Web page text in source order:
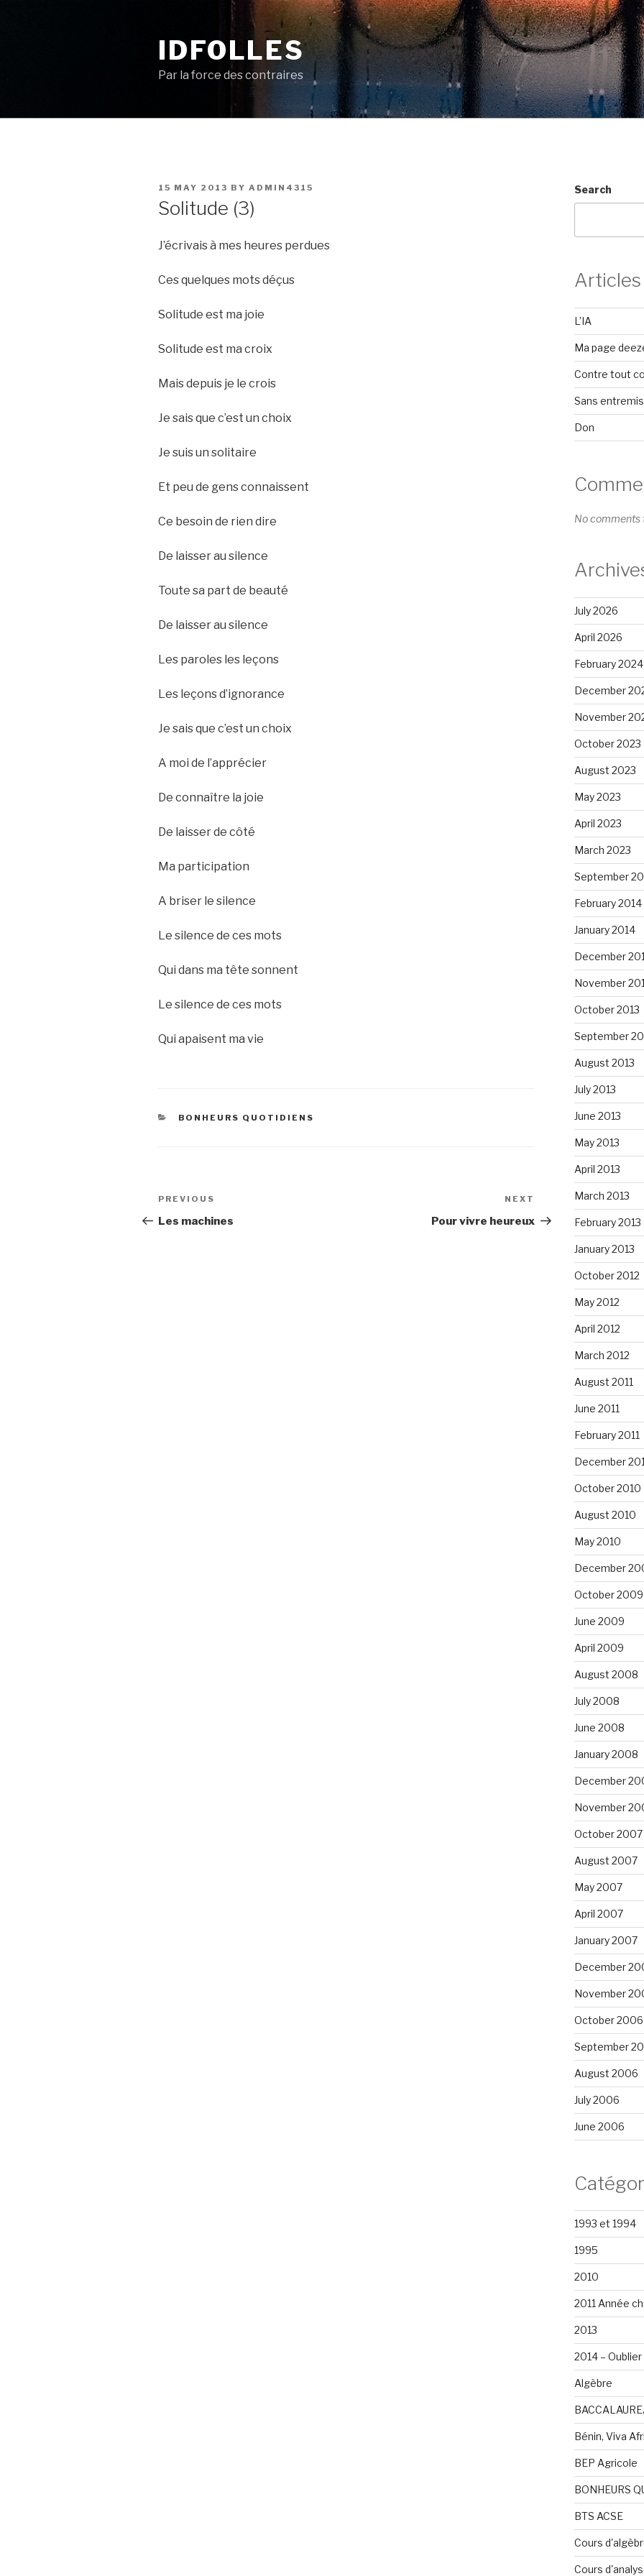
IDFOLLES
Par la force des contraires
POSTED
15 MAY 2013 BY ADMIN4315
Solitude (3)
J’écrivais à mes heures perdues
Ces quelques mots déçus
Solitude est ma joie
Solitude est ma croix
Mais depuis je le crois
Je sais que c’est un choix
Je suis un solitaire
Et peu de gens connaissent
Ce besoin de rien dire
De laisser au silence
Toute sa part de beauté
De laisser au silence
Les paroles les leçons
Les leçons d’ignorance
Je sais que c’est un choix
A moi de l’apprécier
De connaître la joie
De laisser de côté
Ma participation
A briser le silence
Le silence de ces mots
Qui dans ma tête sonnent
Le silence de ces mots
Qui apaisent ma vie
CATEGORIES
BONHEURS QUOTIDIENS
Post
navigation
Previous
Post
PREVIOUS
Les machines
Post
NEXT
Pour vivre heureux
Search
L’IA
Ma page
Contre tout
Sans
Don
No comments
July 2026
April 2026
February 2024
December
November
October 2023
August 2023
May 2023
April 2023
March 2023
September
February 2014
January 2014
December
November
October 2013
September
August 2013
July 2013
June 2013
May 2013
April 2013
March 2013
February 2013
January 2013
October 2012
May 2012
April 2012
March 2012
August 2011
June 2011
February 2011
December
October 2010
August 2010
May 2010
December
October 2009
June 2009
April 2009
August 2008
July 2008
June 2008
January 2008
December
November
October 2007
August 2007
May 2007
April 2007
January 2007
December
November
October 2006
September
August 2006
July 2006
June 2006
1993 et 1994
1995
2010
2011 Année
2013
2014 –
Algèbre
Bénin, Viva
BEP Agricole
BONHEURS
BTS ACSE
Cours
Cours